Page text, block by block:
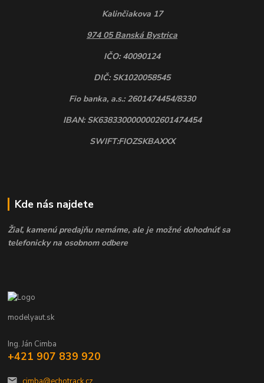
Kalinčiakova 17
974 05 Banská Bystrica
IČO: 40090124
DIČ: SK1020058545
Fio banka, a.s.: 2601474454/8330
IBAN: SK6383300000002601474454
SWIFT:FIOZSKBAXXX
Kde nás najdete
Žiaľ, kamenú predajňu nemáme, ale je možné dohodnúť sa
telefonicky na osobnom odbere
modelyaut.sk
Ing. Ján Cimba
+421 907 839 920